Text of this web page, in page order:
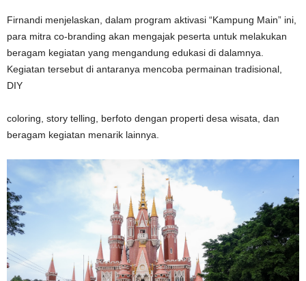
Firnandi menjelaskan, dalam program aktivasi “Kampung Main” ini,
para mitra co-branding akan mengajak peserta untuk melakukan
beragam kegiatan yang mengandung edukasi di dalamnya.
Kegiatan tersebut di antaranya mencoba permainan tradisional,
DIY
coloring, story telling, berfoto dengan properti desa wisata, dan
beragam kegiatan menarik lainnya.